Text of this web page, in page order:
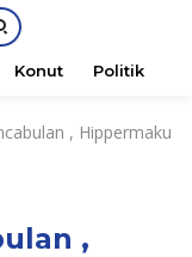
Konut Politik
, Hippermaku
,